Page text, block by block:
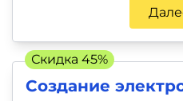
Создание
Скидка 45%
Репетиторы